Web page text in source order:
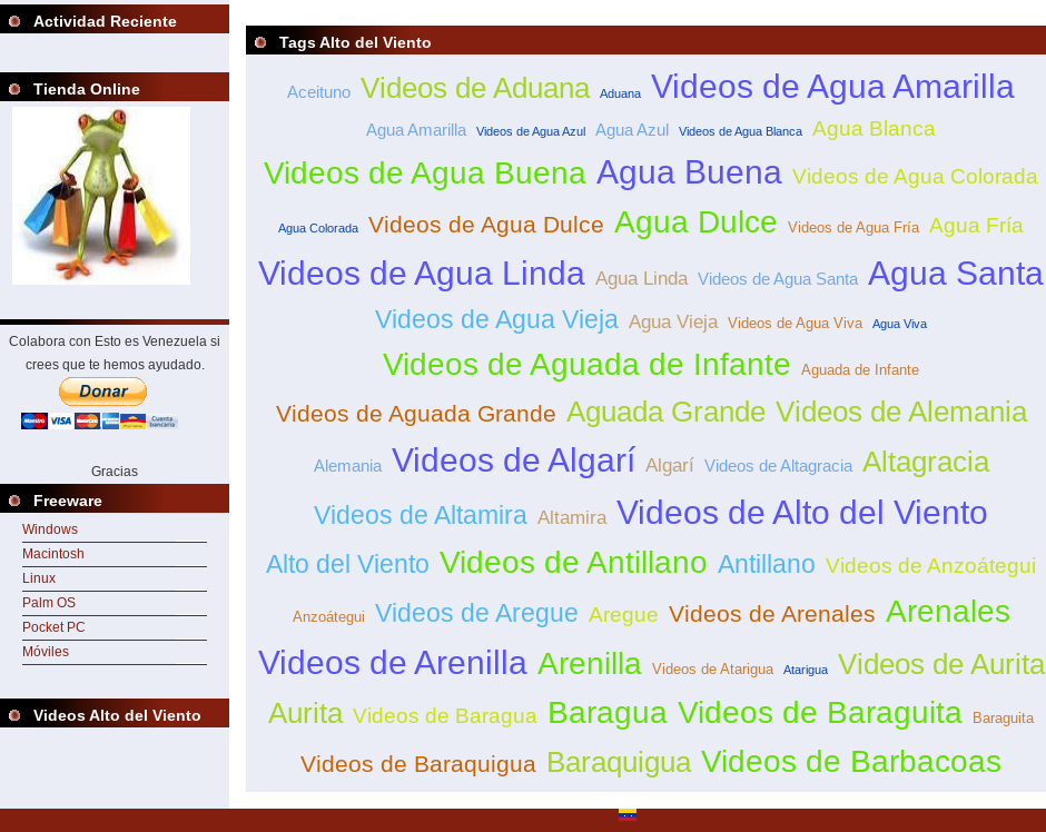
Actividad Reciente
Tienda Online
Colabora con Esto es Venezuela si
crees que te hemos ayudado.
Gracias
Freeware
Windows
Macintosh
Linux
Palm OS
Pocket PC
Móviles
Videos Alto del Viento
Tags Alto del Viento
Aceituno Videos de Aduana Aduana Videos de Agua Amarilla
Agua Amarilla Videos de Agua Azul Agua Azul Videos de Agua Blanca Agua Blanca
Videos de Agua Buena Agua Buena Videos de Agua Colorada
Agua Colorada Videos de Agua Dulce Agua Dulce Videos de Agua Fría Agua Fría
Videos de Agua Linda Agua Linda Videos de Agua Santa Agua Santa
Videos de Agua Vieja Agua Vieja Videos de Agua Viva Agua Viva
Videos de Aguada de Infante Aguada de Infante
Videos de Aguada Grande Aguada Grande Videos de Alemania
Alemania Videos de Algarí Algarí Videos de Altagracia Altagracia
Videos de Altamira Altamira Videos de Alto del Viento
Alto del Viento Videos de Antillano Antillano Videos de Anzoátegui
Anzoátegui Videos de Aregue Aregue Videos de Arenales Arenales
Videos de Arenilla Arenilla Videos de Atarigua Atarigua
Videos de Aurita
Aurita Videos de Baragua Baragua Videos de Baraguita Baraguita
Videos de Baraquigua Baraquigua Videos de Barbacoas